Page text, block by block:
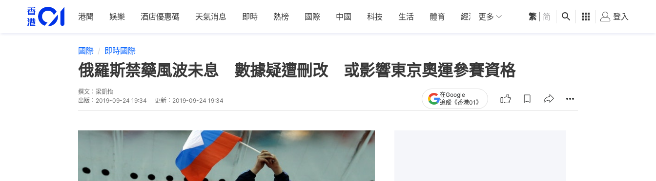
港聞 娛樂 酒店優惠碼 天氣消息 即時 熱榜 國際 中國 科技 生活 體育 經濟 01深圳 觀點 健康 好食玩飛
更多 繁 简 登入
國際 即時國際
俄羅斯禁藥風波未息 數據疑遭刪改 或影響東京奧運參賽資格
撰文： 梁凱怡
出版： 2019-09-24 19:34 更新： 2019-09-24 19:34
在Google
追蹤《香港01》